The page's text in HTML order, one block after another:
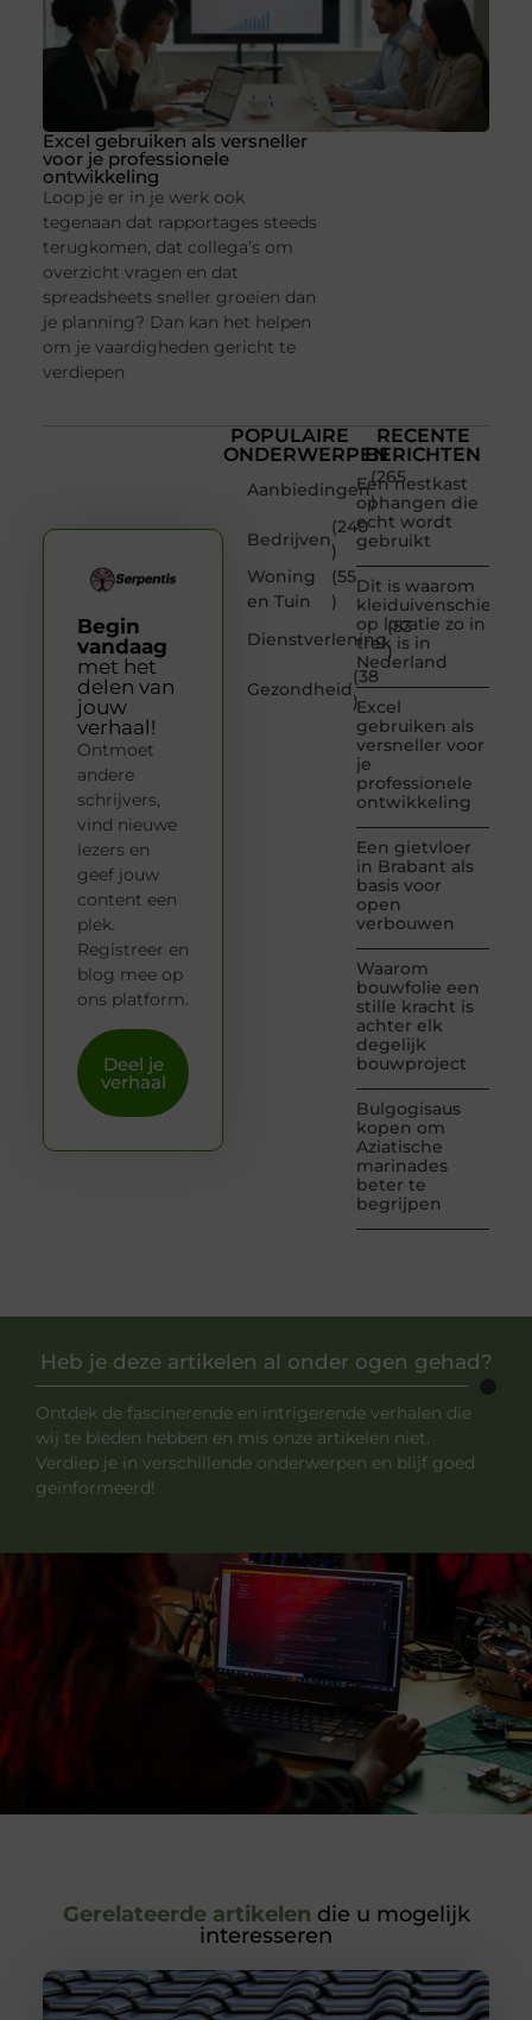
Excel gebruiken als versneller
voor je professionele
ontwikkeling
Loop je er in je werk ook
tegenaan dat rapportages steeds
terugkomen, dat collega’s om
overzicht vragen en dat
spreadsheets sneller groeien dan
je planning? Dan kan het helpen
om je vaardigheden gericht te
verdiepen
POPULAIRE
ONDERWERPEN
Aanbiedingen
(265
)
Bedrijven
(240
)
Woning
en Tuin
(55
)
Dienstverlening
(53
)
Gezondheid
(38
)
RECENTE
BERICHTEN
Een nestkast
ophangen die
echt wordt
gebruikt
Dit is waarom
kleiduivenschieten
op locatie zo in
trek is in
Nederland
Excel
gebruiken als
versneller voor
je
professionele
ontwikkeling
Een gietvloer
in Brabant als
basis voor
open
verbouwen
Waarom
bouwfolie een
stille kracht is
achter elk
degelijk
bouwproject
Bulgogisaus
kopen om
Aziatische
marinades
beter te
begrijpen
Begin
vandaag
met het
delen van
jouw
verhaal!
Ontmoet
andere
schrijvers,
vind nieuwe
lezers en
geef jouw
content een
plek.
Registreer en
blog mee op
ons platform.
Deel je
verhaal
Heb je deze artikelen al onder ogen gehad?
Ontdek de fascinerende en intrigerende verhalen die
wij te bieden hebben en mis onze artikelen niet.
Verdiep je in verschillende onderwerpen en blijf goed
geïnformeerd!
Gerelateerde artikelen die u mogelijk
interesseren